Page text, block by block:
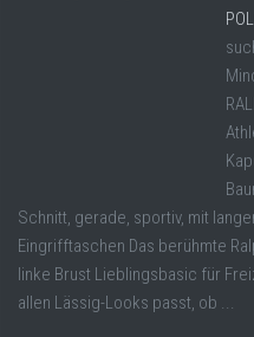
Schnitt, gerade, sportiv, mit
Eingrifftaschen Das berühmte
linke Brust Lieblingsbasic für
allen Lässig-Looks passt, ob ...